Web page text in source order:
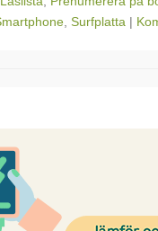
Surfplatta |